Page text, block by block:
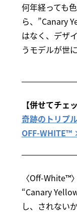
何年経っても
ら、”Canary
はなく、デザ
うモデルが世
【併せてチェ
奇跡のトリプ
OFF-WHITE™
〈Off-
“Canary
し、されない